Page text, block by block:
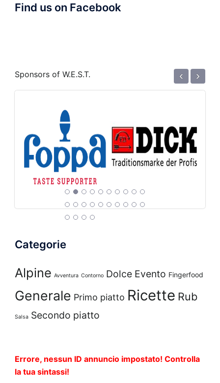
Find us on Facebook
Sponsors of W.E.S.T. ‹ ›
Categorie
Alpine Avventura Contorno Dolce Evento Fingerfood
Generale Primo piatto Ricette Rub
Salsa Secondo piatto
Errore, nessun ID annuncio impostato! Controlla
la tua sintassi!